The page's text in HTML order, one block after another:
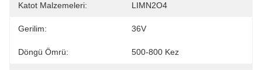
Katot Malzemeleri: LIMN2O4
Gerilim: 36V
Döngü Ömrü: 500-800 Kez